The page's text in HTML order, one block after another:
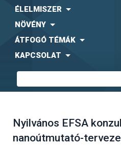
ÉLELMISZER
NÖVÉNY
ÁTFOGÓ TÉMÁK
KAPCSOLAT
Nyilvános EFSA
nanoútmutató-